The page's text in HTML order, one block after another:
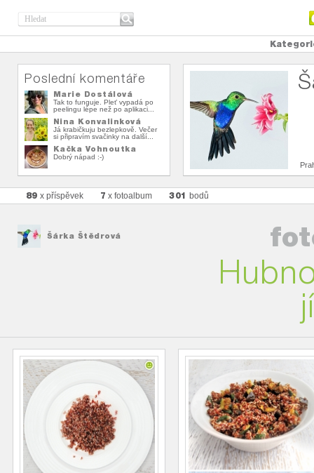
Poslední komentáře
Marie Dostálová
Tak to funguje. Pleť vypadá po
peelingu lépe než po aplikaci...
Nina Konvalinková
Já krabičkuju bezlepkově. Večer
si připravím svačinky na další...
Kačka Vohnoutka
Dobrý nápad :-)
89 x příspěvek 7 x fotoalbum 301 bodů
Šárka Štědrová